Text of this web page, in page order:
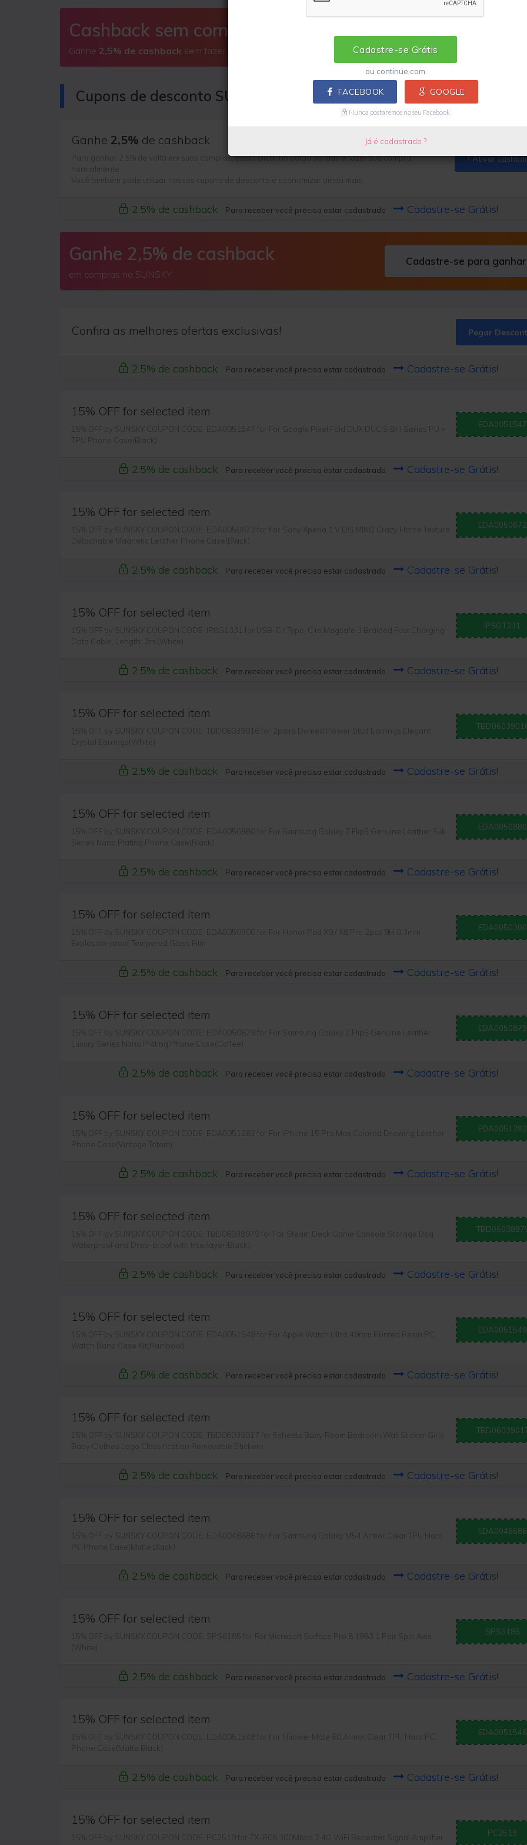
Regras e exceções
Cashback sem comprar
Ganhe 2,5% de cashback sem fazer compras
Cadastre-se para ganhar
Cupons de desconto SUNSKY
Ganhe 2,5% de cashback
Para ganhar 2,5% de volta em suas compras, basta clicar no botão ao lado e fazer sua compra
normalmente.
Você também pode utilizar nossos cupons de desconto e economizar ainda mais.
Ativar
2,5% de cashback Para receber você precisa estar cadastrado Cadastre-se Grátis!
Ganhe 2,5% de cashback
em compras na SUNSKY
Cadastre-se para ganhar
Confira as melhores ofertas exclusivas! Pegar
2,5% de cashback Para receber você precisa estar cadastrado Cadastre-se Grátis!
15% OFF for selected item
15% OFF by SUNSKY COUPON CODE: EDA0051547 for For Google Pixel Fold DUX DUCIS Bril Series PU +
TPU Phone Case(Black)
EDA0051547
2,5% de cashback Para receber você precisa estar cadastrado Cadastre-se Grátis!
15% OFF for selected item
15% OFF by SUNSKY COUPON CODE: EDA0050672 for For Sony Xperia 1 V DG.MING Crazy Horse Texture
Detachable Magnetic Leather Phone Case(Black)
EDA0050672
2,5% de cashback Para receber você precisa estar cadastrado Cadastre-se Grátis!
15% OFF for selected item
15% OFF by SUNSKY COUPON CODE: IP8G1331 for USB-C / Type-C to Magsafe 3 Braided Fast Charging
Data Cable, Length: 2m (White)
IP8G1331
2,5% de cashback Para receber você precisa estar cadastrado Cadastre-se Grátis!
15% OFF for selected item
15% OFF by SUNSKY COUPON CODE: TBD06039016 for 2pairs Domed Flower Stud Earrings Elegant
Crystal Earrings(White)
2,5% de cashback Para receber você precisa estar cadastrado Cadastre-se Grátis!
15% OFF for selected item
15% OFF by SUNSKY COUPON CODE: EDA0050880 for For Samsung Galaxy Z Flip5 Genuine Leather Silk
Series Nano Plating Phone Case(Black)
EDA0050880
2,5% de cashback Para receber você precisa estar cadastrado Cadastre-se Grátis!
15% OFF for selected item
15% OFF by SUNSKY COUPON CODE: EDA0050300 for For Honor Pad X9 / X8 Pro 2pcs 9H 0.3mm
Explosion-proof Tempered Glass Film
EDA0050300
2,5% de cashback Para receber você precisa estar cadastrado Cadastre-se Grátis!
15% OFF for selected item
15% OFF by SUNSKY COUPON CODE: EDA0050879 for For Samsung Galaxy Z Flip5 Genuine Leather
Luxury Series Nano Plating Phone Case(Coffee)
EDA0050879
2,5% de cashback Para receber você precisa estar cadastrado Cadastre-se Grátis!
15% OFF for selected item
15% OFF by SUNSKY COUPON CODE: EDA0051282 for For iPhone 15 Pro Max Colored Drawing Leather
Phone Case(Vintage Totem)
EDA0051282
2,5% de cashback Para receber você precisa estar cadastrado Cadastre-se Grátis!
15% OFF for selected item
15% OFF by SUNSKY COUPON CODE: TBD06038979 for For Steam Deck Game Console Storage Bag
Waterproof and Drop-proof with Interlayer(Black)
2,5% de cashback Para receber você precisa estar cadastrado Cadastre-se Grátis!
15% OFF for selected item
15% OFF by SUNSKY COUPON CODE: EDA0051549 for For Apple Watch Ultra 49mm Printed Resin PC
Watch Band Case Kit(Rainbow)
EDA0051549
2,5% de cashback Para receber você precisa estar cadastrado Cadastre-se Grátis!
15% OFF for selected item
15% OFF by SUNSKY COUPON CODE: TBD06039017 for 5sheets Baby Room Bedroom Wall Sticker Girls
Baby Clothes Logo Classification Removable Stickers
2,5% de cashback Para receber você precisa estar cadastrado Cadastre-se Grátis!
15% OFF for selected item
15% OFF by SUNSKY COUPON CODE: EDA0046686 for For Samsung Galaxy M54 Armor Clear TPU Hard
PC Phone Case(Matte Black)
EDA0046686
2,5% de cashback Para receber você precisa estar cadastrado Cadastre-se Grátis!
15% OFF for selected item
15% OFF by SUNSKY COUPON CODE: SPS6185 for For Microsoft Surface Pro 8 1983 1 Pair Spin Axis
(White)
SPS6185
2,5% de cashback Para receber você precisa estar cadastrado Cadastre-se Grátis!
15% OFF for selected item
15% OFF by SUNSKY COUPON CODE: EDA0051548 for For Huawei Mate 60 Armor Clear TPU Hard PC
Phone Case(Matte Black)
EDA0051548
2,5% de cashback Para receber você precisa estar cadastrado Cadastre-se Grátis!
15% OFF for selected item
15% OFF by SUNSKY COUPON CODE: PC2519 for ZX-R08 300Mbps 2.4G WiFi Repeater Signal Amplifier,
PC2519
Cadastre-se Grátis
ou continue com
FACEBOOK GOOGLE
Nunca postaremos no seu Facebook
Já é cadastrado ?